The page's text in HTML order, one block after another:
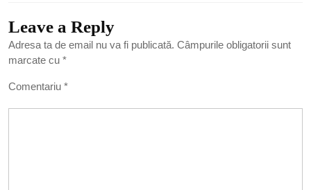
Leave a Reply
Adresa ta de email nu va fi publicată. Câmpurile obligatorii sunt
marcate cu *
Comentariu *